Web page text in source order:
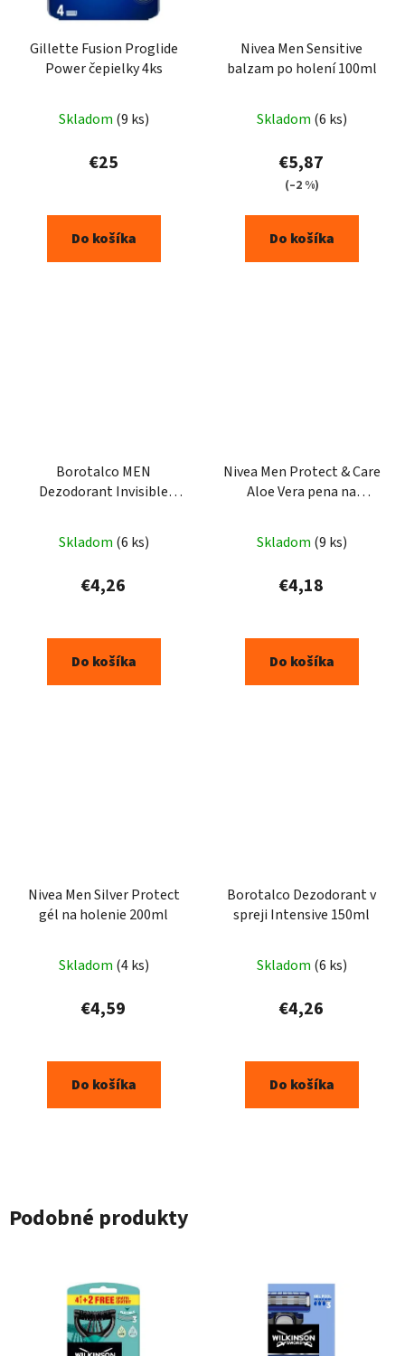
Gillette Fusion Proglide
Power čepielky 4ks
Skladom (9 ks)
€25
Do košíka
Nivea Men Sensitive
balzam po holení 100ml
Skladom (6 ks)
€5,87
(–2 %)
Do košíka
Borotalco MEN
Dezodorant Invisible
Skladom (6 ks)
€4,26
Do košíka
Nivea Men Protect & Care
Aloe Vera pena na
Skladom (9 ks)
€4,18
Do košíka
Nivea Men Silver Protect
gél na holenie 200ml
Skladom (4 ks)
€4,59
Do košíka
Borotalco Dezodorant v
spreji Intensive 150ml
Skladom (6 ks)
€4,26
Do košíka
Podobné produkty